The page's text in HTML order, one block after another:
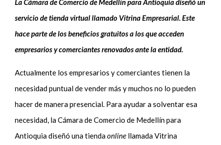
La Cámara de Comercio de Medellín para Antioquia diseñó un
servicio de tienda virtual llamado Vitrina Empresarial. Este
hace parte de los beneficios gratuitos a los que acceden
empresarios y comerciantes renovados ante la entidad.
Actualmente los empresarios y comerciantes tienen la
necesidad puntual de vender más y muchos no lo pueden
hacer de manera presencial. Para ayudar a solventar esa
necesidad, la Cámara de Comercio de Medellín para
Antioquia diseñó una tiendaonline llamada Vitrina